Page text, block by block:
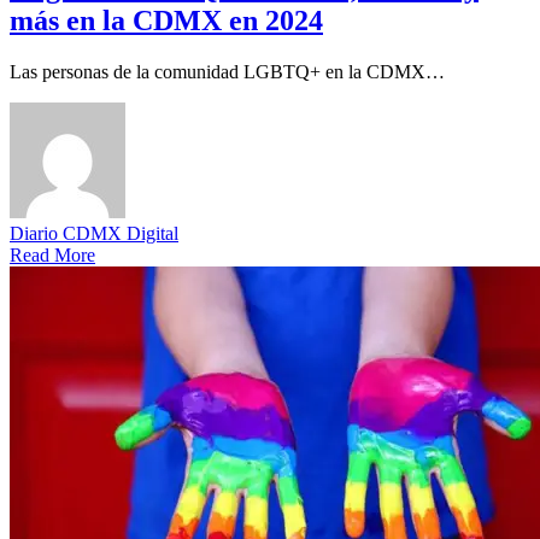
más en la CDMX en 2024
Las personas de la comunidad LGBTQ+ en la CDMX…
Diario CDMX Digital
Read More